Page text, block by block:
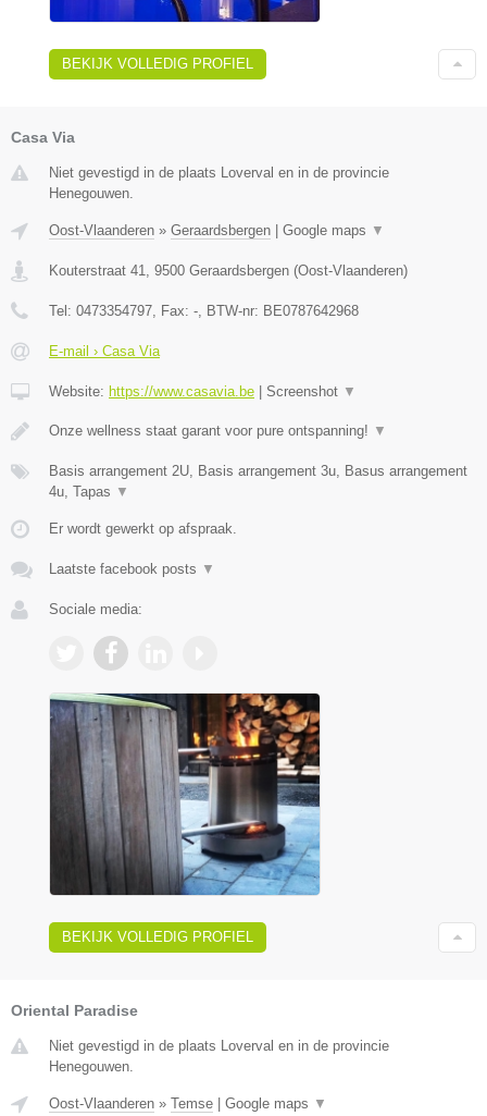
BEKIJK VOLLEDIG PROFIEL
Casa Via
Niet gevestigd in de plaats Loverval en in de provincie
Henegouwen.
Oost-Vlaanderen » Geraardsbergen Google maps ▼
Kouterstraat 41 9500 Geraardsbergen (Oost-Vlaanderen)
Tel: 0473354797 , Fax: - , BTW-nr: BE0787642968
E-mail › Casa Via
Website: https://www.casavia.be Screenshot ▼
Onze wellness staat garant voor pure ontspanning! ▼
Basis arrangement 2U, Basis arrangement 3u, Basus arrangement
4u, Tapas ▼
Er wordt gewerkt op afspraak.
Laatste facebook posts ▼
Sociale media:
BEKIJK VOLLEDIG PROFIEL
Oriental Paradise
Niet gevestigd in de plaats Loverval en in de provincie
Henegouwen.
Oost-Vlaanderen » Temse Google maps ▼